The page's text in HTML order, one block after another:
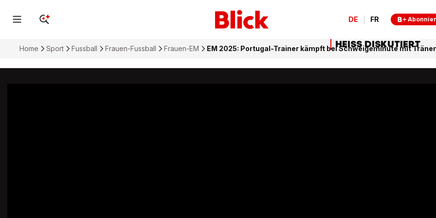
DE FR
Home Sport Fussball Frauen-Fussball Frauen-EM EM 2025: Portugal-Trainer kämpft bei Schweigeminute mit
HEISS DISKUTIERT